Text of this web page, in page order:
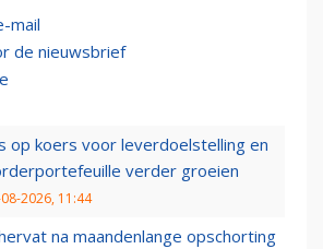
mail
de nieuwsbrief
op koers voor leverdoelstelling en
verder groeien
2026, 11:44
na maandenlange opschorting